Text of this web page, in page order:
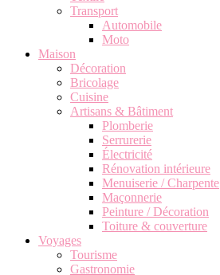
Transport
Automobile
Moto
Maison
Décoration
Bricolage
Cuisine
Artisans & Bâtiment
Plomberie
Serrurerie
Électricité
Rénovation intérieure
Menuiserie / Charpente
Maçonnerie
Peinture / Décoration
Toiture & couverture
Voyages
Tourisme
Gastronomie